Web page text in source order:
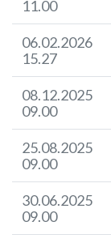
11.00
06.02.2026
15.27
08.12.2025
09.00
25.08.2025
09.00
30.06.2025
09.00